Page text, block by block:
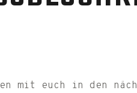
euch in den